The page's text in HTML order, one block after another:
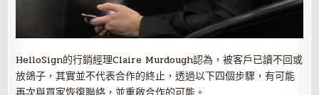
HelloSign的行銷經理Claire Murdough認為，被客戶已讀不回或
放鴿子，其實並不代表合作的終止，透過以下四個步驟，有可能